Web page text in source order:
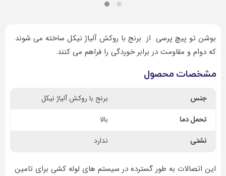
بوشن تو پیچ پرسی از برنج با روکش آلیاژ نیکل ساخته می شوند
که دوام و مقاومت در برابر خوردگی را فراهم می کنند.
مشخصات محصول
جنس برنج با روکش آلیاژ نیکل
تحمل دما بالا
نشتی ندارد
این اتصالات به طور گسترده در سیستم های لوله کشی برای تامین